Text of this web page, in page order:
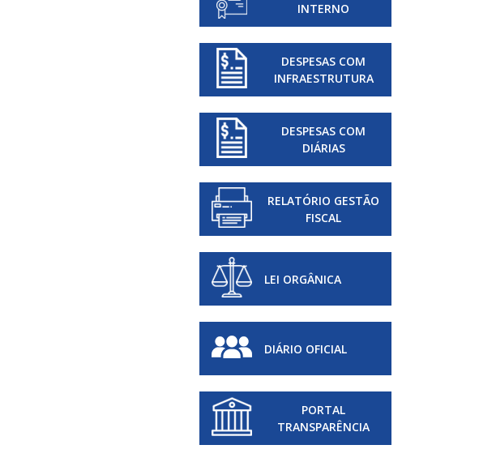
INTERNO
DESPESAS COM
INFRAESTRUTURA
DESPESAS COM
DIÁRIAS
RELATÓRIO GESTÃO
FISCAL
LEI ORGÂNICA
DIÁRIO OFICIAL
PORTAL
TRANSPARÊNCIA